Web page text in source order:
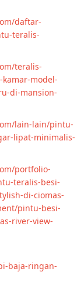
daftar-
teralis-
teralis-
model-
di-mansion-
lain-lain/pintu-
lipat-minimalis-
portfolio-
teralis-besi-
di-ciomas-
pintu-besi-
river-view-
baja-ringan-